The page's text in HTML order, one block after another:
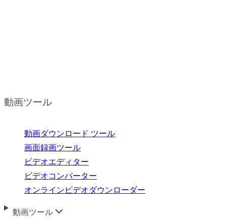
動画ツール
動画ダウンロード ツール
画面録画ツール
ビデオエディター
ビデオコンバーター
オンラインビデオダウンローダー
動画ツール